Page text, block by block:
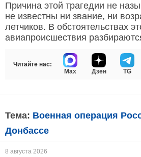
Причина этой трагедии не
не известны ни звание, ни
летчиков. В обстоятельствах
авиапроисшествия
Читайте нас:
Max
Дзен TG
Тема: Военная операция
Донбассе
8 августа 2026